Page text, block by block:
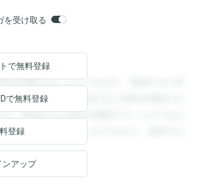
を受け取る
を閲覧することができます。登録すると回
とができます。登録すると回答を閲覧する
。登録すると回答を閲覧することができま
回答を閲覧することができます。登録する
で無料登録
で無料登録
登録
アップ